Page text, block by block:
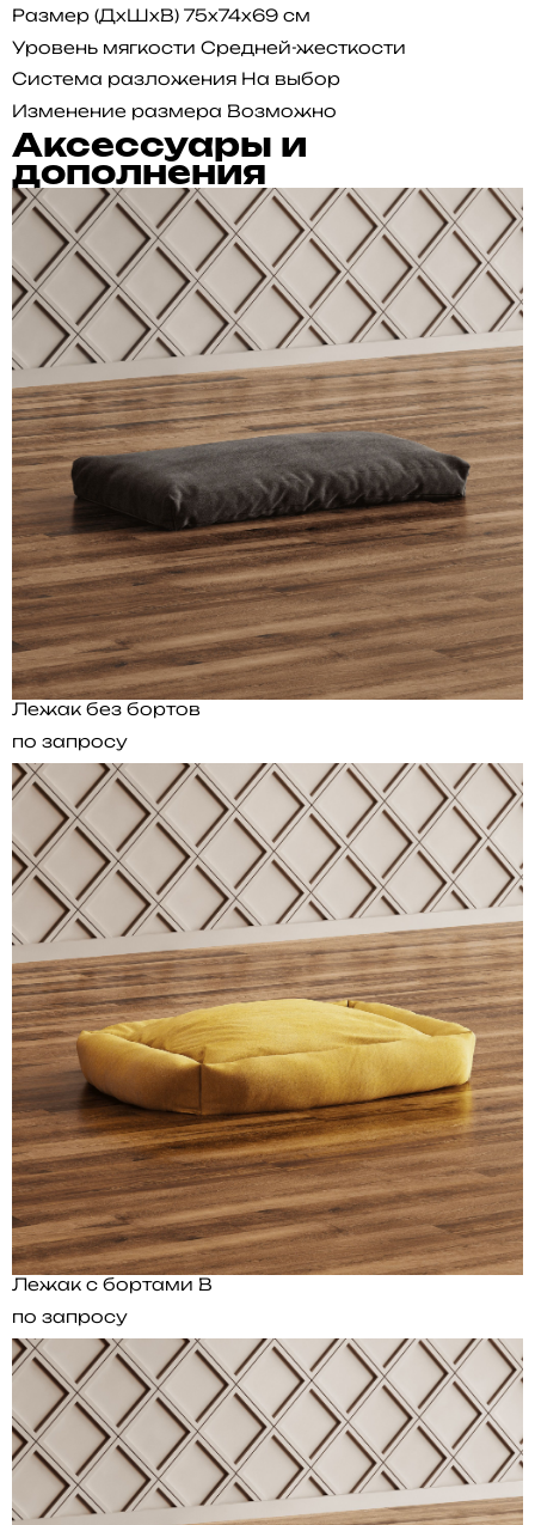
Размер (ДхШхВ) 75x74x69 см
Уровень мягкости Средней-жесткости
Система разложения На выбор
Изменение размера Возможно
Аксессуары и
дополнения
Лежак без бортов
по запросу
Лежак с бортами B
по запросу